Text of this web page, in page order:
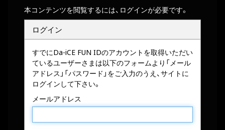
本コンテンツを閲覧するには、ログインが必要です。
ログイン
すでにDa-iCE FUN IDのアカウントを取得いただい
ているユーザーさまは以下のフォームより「メール
アドレス」「パスワード」をご入力のうえ、サイトに
ログインして下さい。
メールアドレス